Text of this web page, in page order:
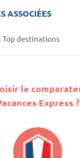
ASSOCIÉES
Top destinations
le
Express ?